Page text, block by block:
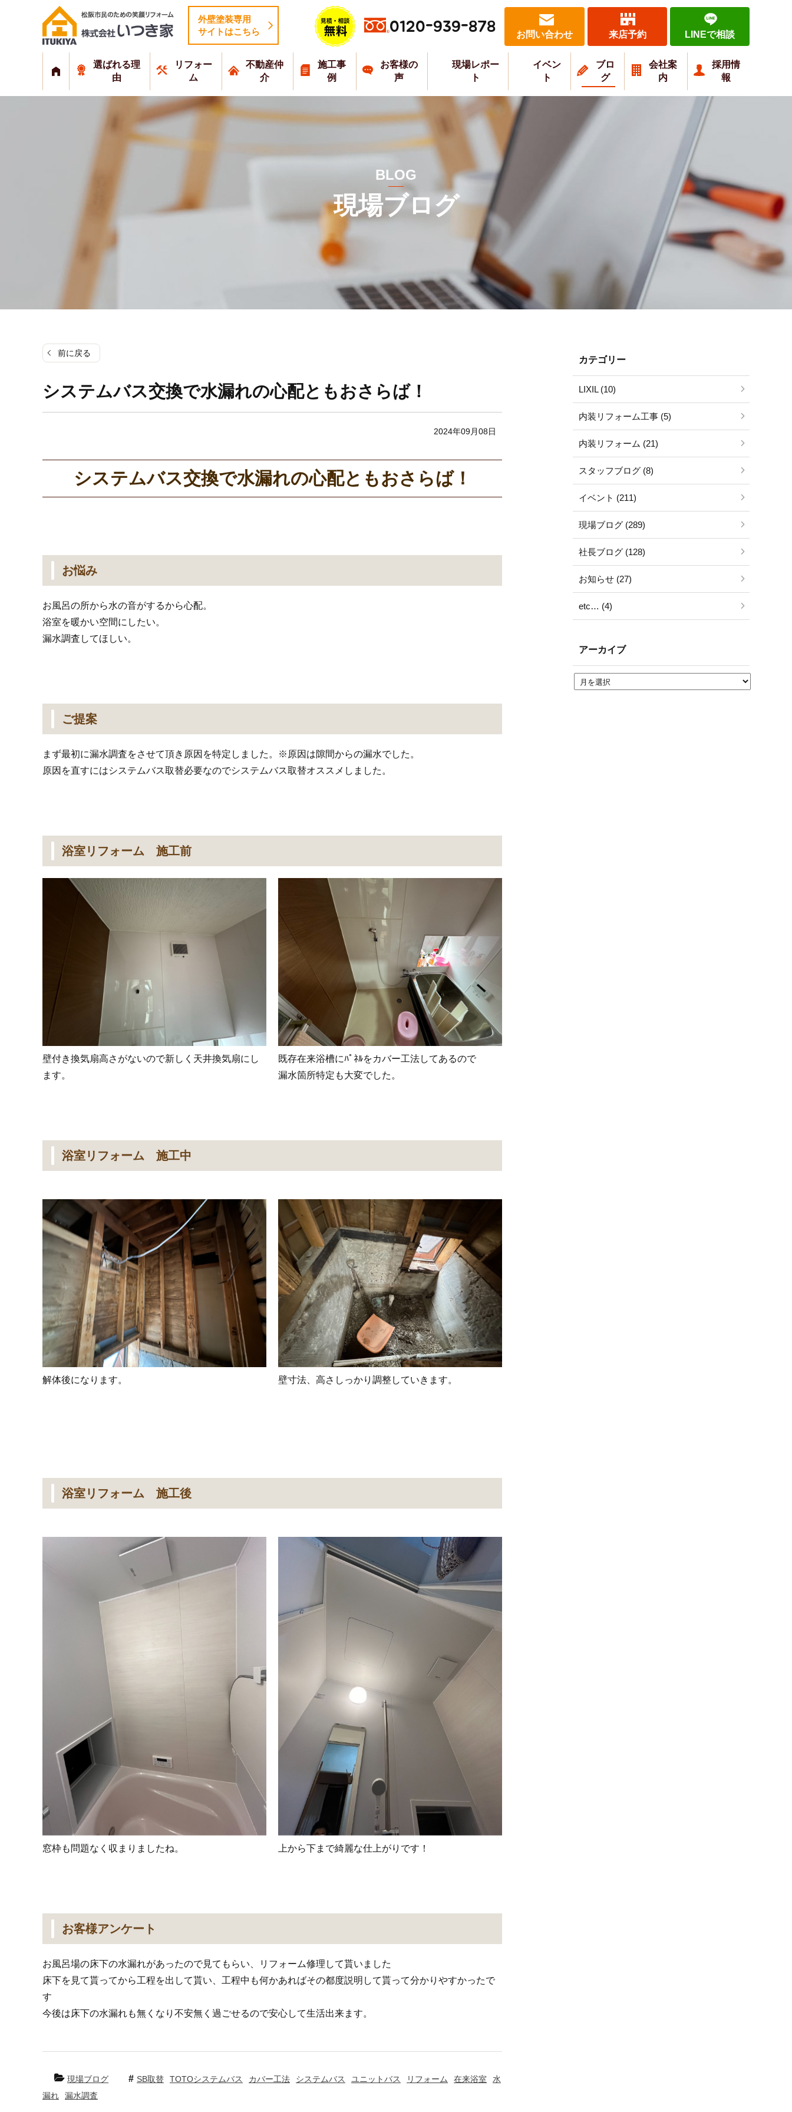
外壁塗装専用
サイトはこちら
0120-939-878 お問い合わせ 来店予約 LINEで相談
選ばれる理
由
リフォー
ム
不動産仲
介
施工事
例
お客様の
声
現場レポー
ト
イベン
ト
ブロ
グ
会社案
内
採用情
報
BLOG
現場ブログ
前に戻る
システムバス交換で水漏れの心配ともおさらば！
2024年09月08日
システムバス交換で水漏れの心配ともおさらば！
お悩み
お風呂の所から水の音がするから心配。
浴室を暖かい空間にしたい。
漏水調査してほしい。
ご提案
まず最初に漏水調査をさせて頂き原因を特定しました。※原因は隙間からの漏水でした。
原因を直すにはシステムバス取替必要なのでシステムバス取替オススメしました。
浴室リフォーム 施工前
壁付き換気扇高さがないので新しく天井換気扇にし
ます。
既存在来浴槽にﾊﾟﾈﾙをカバー工法してあるので
漏水箇所特定も大変でした。
浴室リフォーム 施工中
解体後になります。 壁寸法、高さしっかり調整していきます。
浴室リフォーム 施工後
窓枠も問題なく収まりましたね。 上から下まで綺麗な仕上がりです！
お客様アンケート
お風呂場の床下の水漏れがあったので見てもらい、リフォーム修理して貰いました
床下を見て貰ってから工程を出して貰い、工程中も何かあればその都度説明して貰って分かりやすかったで
す
今後は床下の水漏れも無くなり不安無く過ごせるので安心して生活出来ます。
現場ブログ SB取替 TOTOシステムバス カバー工法 システムバス ユニットバス リフォーム 在来浴室
水
漏れ
漏水調査
カテゴリー
LIXIL (10)
内装リフォーム工事 (5)
内装リフォーム (21)
スタッフブログ (8)
イベント (211)
現場ブログ (289)
社長ブログ (128)
お知らせ (27)
etc… (4)
アーカイブ